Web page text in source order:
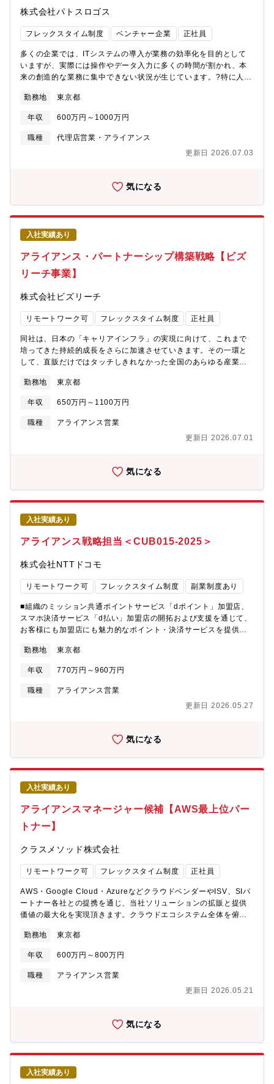
セージ今後、更なる成長を見込む通信をはじめ様々な分野（金
融・決済、映像・エンタメ、ヘルスケア・メディカル、XR等）に
おいて、外部パートナーとの業務提携やM&Aをはじめとしたアラ
イアンスを通じて、既存事業の強化や社会にインパクトを与える
ような新たなビジネスの創出に取り組んでいます。日々新しい知
識・ノウハウを吸収し、社会へ展開していくことができ、ビジネ
スに対する高い知的好奇心をお持ちの方にはとてもやりがいのあ
もありますが、アライアンスを通じた新たな価値創出に向け、新
けるチャレンジ精神がある方のご応募をお待ちしています。※今
回は業務拡大により体制を強化するため、新規ポストで人材を募
株式会社パトスロゴス
フレックスタイム制度 ベンチャー企業 正社員
多くの企業では、ITシステムの導入が業務の効率化を目的として
いますが、実際には操作やデータ入力に多くの時間が割かれ、本
来の創造的な業務に集中できない状況が生じています。?特に人事
ーザビリティの面で課題を抱えており、これらを解決する新たな
ソリューションが求められています。その中でパートナーセール
スは、共創パートナーとのアライアンスを拡大しながら、新たな
価値提供モデルを市場へ浸透させていく重要な役割を担います。
課題を解決できるのか」を構想しながら、事業成長そのものを推
アライアンス戦略を立案・推進すること■各パートナー企業のサー
ビス特性や事業戦略を理解し、協業モデルを構築すること■既存パ
ートナーとの関係構築を通じ、当社サービスの紹介・案件創出を
推進すること■共同提案や営業連携を通じて、大型案件の創出・受
注に貢献すること■市場やパートナーから得た情報を社内へフィー
ドバックし、事業成長につなげること【職務内容】■新規共創パー
トナー候補企業のリサーチ・アプローチ■既存パートナーとの定例
MTG・関係構築■共同提案スキームや営業連携フローの設計■パー
トナー向け勉強会や営業支援施策の企画・実施■パートナー経由案
共有■パートナー企業との契約・アライアンス推進≪主な活用ツー
ル≫・Hubspot≪組織構成≫現在、営業が30名所属しておりま
す。ご入社後はご自身の経験を活かして頂きながら、先輩社員と
勤務地 東京都
年収 600万円～1000万円
職種
代理店営業・アライアンス
更新日 2026.07.03
気になる
入社実績あり
アライアンス・パートナーシップ構築戦略【ビズ
リーチ事業】
株式会社ビズリーチ
リモートワーク可 フレックスタイム制度 正社員
同社は、日本の「キャリアインフラ」の実現に向けて、これまで
培ってきた持続的成長をさらに加速させていきます。その一環と
して、直販だけではタッチしきれなかった全国のあらゆる産業へ
ンスチャネルの強化に注力してまいります。代理店様に単に販売
を委託するのではなく、お互いの経済圏を広げながら、共に新し
い市場を開拓していく強固なパートナーシップの構築を目指して
います。アライアンス市場においては現在「開始3年目の後発フェ
さに今、魅力的なスキームやFee体系をゼロベースで構築している
なフェーズにおいて、アライアンスビジネスを推進・スケールさ
せ、戦略的な仕組み作りをリードしていただける中核人材を募集
いたします。【職務内容】アライアンス提携を結ぶパートナー企
業様の開拓戦略立案から提案までをお任せいたします。単なる
「営業職」の延長ではなく、外部リソースを活用して大規模な市
場を開拓するための「事業開発・企画」の役割も担っていただき
ます。パートナー企業様の経営層に対し、サービスのあり方やイ
ンセンティブ設計を提案・交渉し、戦略的パートナーシップを構
築・深耕していきます。■戦略的パートナーシップの構築・経営層
交渉 ■アライアンス・Feeスキームのゼロベース設計 ・複雑な
販売ルールやインセンティブ（Fee）体系の設計・改善 ・自社
の収益性だけでなく、パートナー企業様の利益も考慮に入れた、
相互にとって持続可能かつ経済合理性の高いバランスの取れた仕
組み作り■間接マネジメントと部門運営の最適化 ・パートナー
企業様の営業現場を「仕組み」で動かすための間接マネジメン
高めるための改善計画の立案と実行（部門運営全体のリード）
成のルールを適用する直販営業とは異なり、複雑なアライアンス
モデルや販売ルールをゼロベースで設計する、高い次元のビジネ
アプローチ： 代理店様のビジネス戦略に深く寄り添い、競争優位
（経営陣）との折衝経験を数多く積むことができます。■事業のコ
アメンバーとしての参画： 開始3年目の後発フェーズであるた
め、まさに今作った仕組みが数年後の市場優位性を決定づけま
す。組織づくり・事業づくりにダイレクトに関わる手応えを感じ
られます 。
勤務地 東京都
年収 650万円～1100万円
職種
アライアンス営業
更新日 2026.07.01
気になる
入社実績あり
アライアンス戦略担当＜CUB015-2025＞
株式会社NTTドコモ
リモートワーク可 フレックスタイム制度 副業制度あり
■組織のミッション共通ポイントサービス「dポイント」加盟店、
スマホ決済サービス「d払い」加盟店の開拓および支援を通じて、
お客様にも加盟店にも魅力的なポイント・決済サービスを提供す
済サービス・マーケティングソリューションを提供します。■組織
の業務概要・共通ポイントプログラム「dポイント」/スマホ決済
サービス「d払い」の既存加盟店に対する運営およびコンサルティ
ング活動、新規加盟店の開拓活動、広告CRM商材等のマーケティ
る。・担当加盟店は多岐に渡るが、特に銀行・証券など金融領域
当業務>共通ポイントサービスである「ｄポイント」及びスマホ決
済サービス「ｄ払い」加盟店を中心としたアライアンス運営、カ
スタマーサクセスの実現（深耕営業）・既存加盟店へのコンサル
ティング活動└決済/送客サービス（広告・CRM系商材）の営業、
競合ソリューションの理解、連携、自社サービスの改善検討・銀
行・証券など金融領域の新規加盟店に対する開拓活動└ID連携やデ
ータマネジメントを通じた協業検討、決済/送客サービス（広告・
CRM系商材）の営業、競合ソリューションの理解・提案、コンサ
ルティング活動に関する資料作成、契約関連業務の推進・社内関
の魅力>・今後の事業基盤の柱となる会員ビジネス拡大に不可欠
な、共通ポイント、決済ビジネス事業に携われること、カスタマ
ーサクセスの実現、コンサルティング、デジタルマーケティング
ラム、会員基盤構築を目標に、拡大中のダイナミックな事業を自
分事として展開し、収益貢献できる。・なかでも銀行とのアライ
アンス案件など、組織においても最重要かつ前例のないチャレン
ジングな取り組みに参画することができる。・社内外の多くのス
ップ等）とのリレーション構築を通して交渉力や調整能力、マネ
ルを身につけることができる。■求める人材像・共通ポイントや決
済、広告・CRM・マーケティングソリューションを中心に新しい
ダーシップを発揮でき、周囲に良い影響を与えることができる
い目標に向けて積極的にチャレンジでき、チームの業績向上に向
勤務地 東京都
年収 770万円～960万円
職種
アライアンス営業
更新日 2026.05.27
気になる
入社実績あり
アライアンスマネージャー候補【AWS最上位パー
トナー】
クラスメソッド株式会社
リモートワーク可 フレックスタイム制度 正社員
AWS・Google Cloud・AzureなどクラウドベンダーやISV、SIパ
ートナー各社との提携を通じ、当社ソリューションの拡販と提供
価値の最大化を実現頂きます。クラウドエコシステム全体を俯瞰
グと連携しながら業務を推進して頂きます。【具体的な職務内
容】■クラウドベンダーやパートナー企業との協業計画立案・交
渉・契約締結■共同マーケティングや共同セミナー、PoC の企
画・進行管理■連携案件の収益管理、成功体験の横展開（内部共
持と関係深化（定期レビュー、改善プラン提案）■社内クロスファ
すぐの業務】ご入社頂いた際には、中期的に担当者としての自走
を目指していただきながら、まずは業務のサポートを中心にお任
せいたします。将来的な事業推進の中枢を担っていただきます。
【配属組織】クラウド事業本部【働き方/得られる経験】裁量権が
大きく自らのアイデアを即実行に移しやすい環境です。未経験で
も、仮説思考と実行力があれば、クラウド業界の最前線でキャリ
勤務地 東京都
年収 600万円～800万円
職種
アライアンス営業
更新日 2026.05.21
気になる
入社実績あり